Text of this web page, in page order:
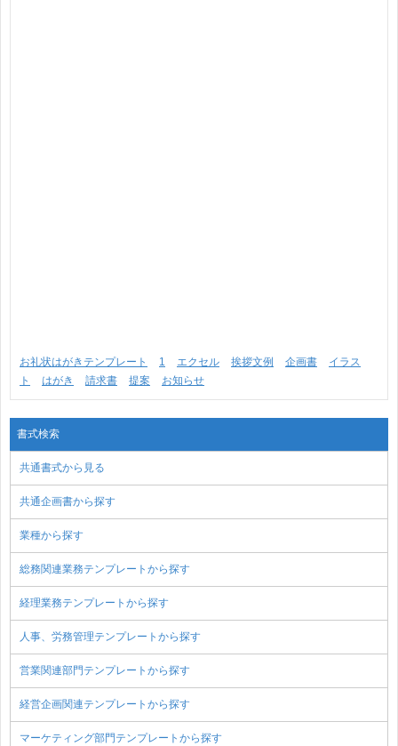
お礼状はがきテンプレート 1 エクセル 挨拶文例 企画書
イラス
ト
はがき 請求書 提案 お知らせ
書式検索
共通書式から見る
共通企画書から探す
業種から探す
総務関連業務テンプレートから探す
経理業務テンプレートから探す
人事、労務管理テンプレートから探す
営業関連部門テンプレートから探す
経営企画関連テンプレートから探す
マーケティング部門テンプレートから探す